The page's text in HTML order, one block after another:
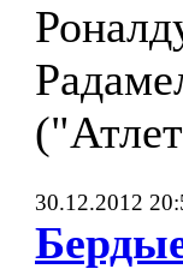
30.12.2012